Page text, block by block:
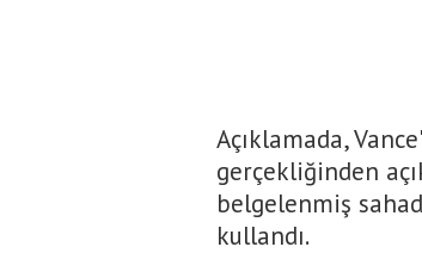
Açıklamada,
gerçekliğinden
belgelenmiş
kullandı.